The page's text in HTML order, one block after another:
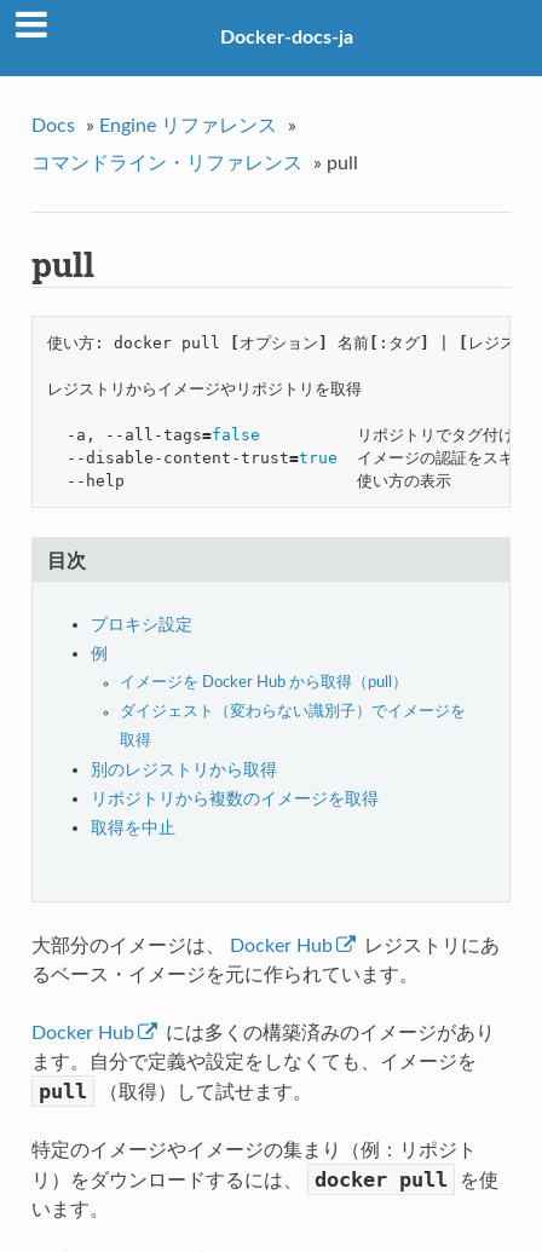
Docker-docs-ja
Docs » Engine リファレンス
»
コマンドライン・リファレンス
» pull
pull
使い方: docker pull オプション 名前[ :タグ] レジスト
レジストリからイメージやリポジトリを取得
  -a, --all-tags
=false
リポジトリでタグ付けら
  --disable-content-trust
=true
イメージの認証をスキッ
  --help                        使い方の表示
目次
プロキシ設定
例
イメージを Docker Hub から取得（pull）
ダイジェスト（変わらない識別子）でイメージを
取得
別のレジストリから取得
リポジトリから複数のイメージを取得
取得を中止
大部分のイメージは、 Docker Hub
レジストリにあ
るベース・イメージを元に作られています。
Docker Hub
には多くの構築済みのイメージがあり
ます。自分で定義や設定をしなくても、イメージを
pull （取得）して試せます。
特定のイメージやイメージの集まり（例：リポジト
リ）をダウンロードするには、
docker pull
を使
います。